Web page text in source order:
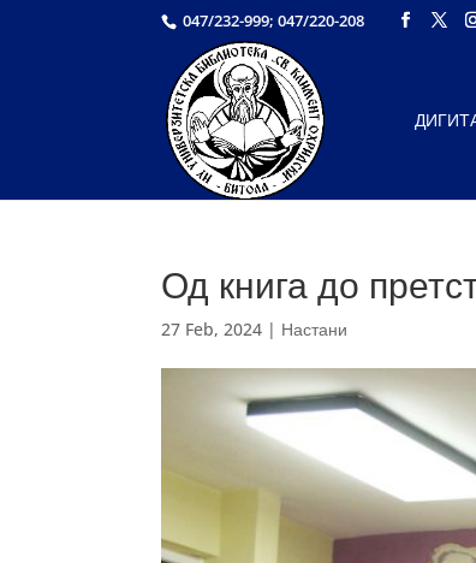
047/232-999; 047/220-208
Од книга до
27 Feb, 2024 | Настани